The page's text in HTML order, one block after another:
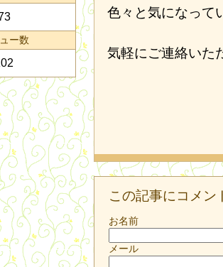
色々と気になって
気軽にご連絡いた
この記事にコメン
お名前
メール
ー数